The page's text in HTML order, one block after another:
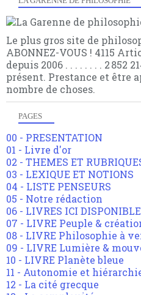
Le plus gros site de
ABONNEZ-VOUS ! 4115
depuis 2006 . . . . . . . . 2 852
présent. Prestance et être
nombre de choses.
PAGES
00 - PRESENTATION
01 - Livre d'or
02 - THEMES ET
03 - LEXIQUE ET NOTIONS
04 - LISTE PENSEURS
05 - Notre rédaction
06 - LIVRES ICI
07 - LIVRE Peuple &
08 - LIVRE Philosophie à
09 - LIVRE Lumière &
10 - LIVRE Planète bleue
11 - Autonomie et
12 - La cité grecque